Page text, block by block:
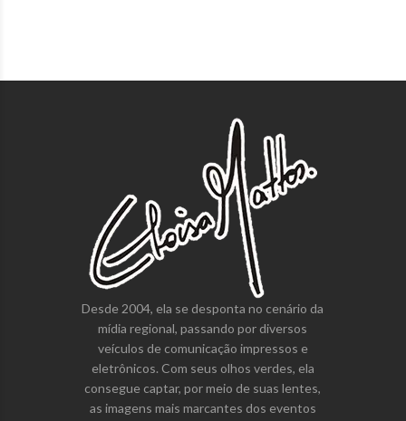
Desde 2004, ela se desponta no cenário da
mídia regional, passando por diversos
veículos de comunicação impressos e
eletrônicos. Com seus olhos verdes, ela
consegue captar, por meio de suas lentes,
as imagens mais marcantes dos eventos